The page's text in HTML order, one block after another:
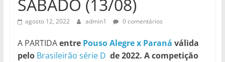
SÁBADO (13/08)
agosto 12, 2022 admin1 0 comentários
A PARTIDAentre Pouso Alegre x Paraná válida
pelo Brasileirão série D de 2022. A competição